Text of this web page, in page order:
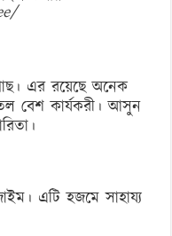
এর রয়েছে অনেক
বেশ কার্যকরী। আসুন
এটি হজমে সাহায্য